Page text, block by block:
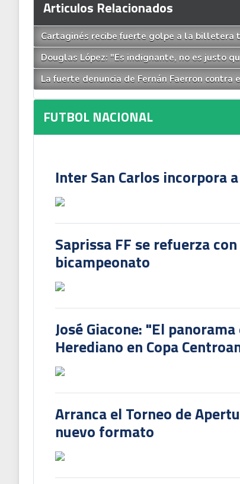
Articulos Relacionados
Cartaginés recibe fuerte golpe a la billetera
Douglas López: "Es indignante, no es justo
La fuerte denuncia de Fernán Faerron
FUTBOL NACIONAL
Inter San Carlos incorpora
Saprissa FF se refuerza
bicampeonato
José Giacone: "El
Herediano en Copa
Arranca el Torneo de
nuevo formato